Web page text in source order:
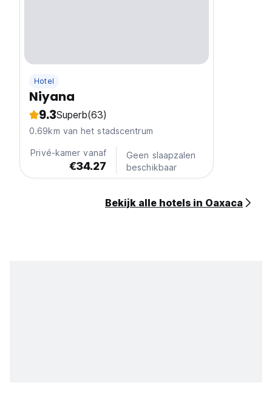
Hotel
Niyana
9.3Superb(63)
0.69km van het stadscentrum
Privé-kamer vanaf
€34.27
Geen slaapzalen
beschikbaar
Bekijk alle hotels in Oaxaca